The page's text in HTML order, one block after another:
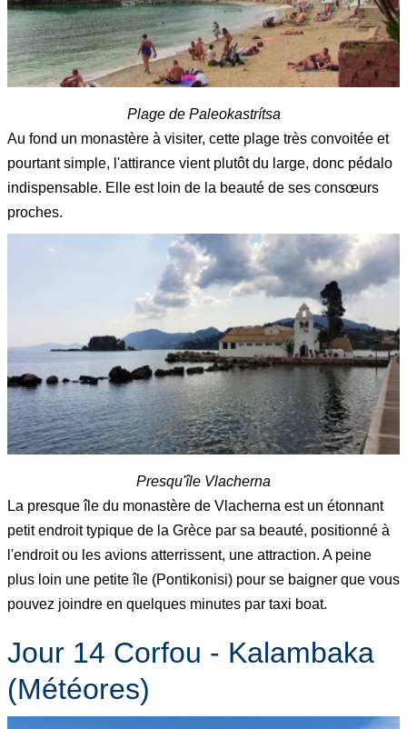
Plage de Paleokastrítsa
Au fond un monastère à visiter, cette plage très convoitée et
pourtant simple, l'attirance vient plutôt du large, donc pédalo
indispensable. Elle est loin de la beauté de ses consœurs
proches.
Presqu'île Vlacherna
La presque île du monastère de Vlacherna est un étonnant
petit endroit typique de la Grèce par sa beauté, positionné à
l'endroit ou les avions atterrissent, une attraction. A peine
plus loin une petite île (Pontikonisi) pour se baigner que vous
pouvez joindre en quelques minutes par taxi boat.
Jour 14 Corfou - Kalambaka
(Météores)